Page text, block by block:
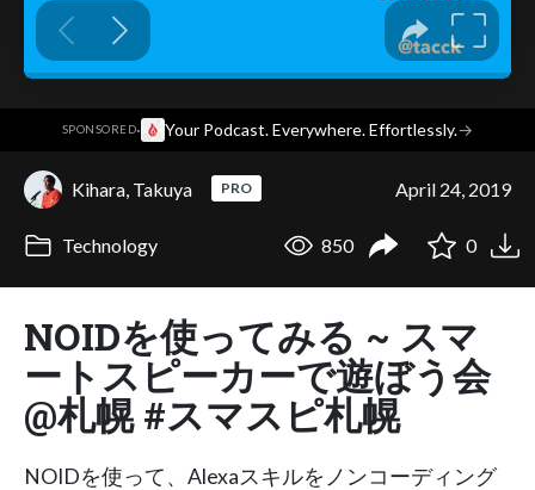
SPONSORED· Your Podcast. Everywhere. Effortlessly.→
Kihara, Takuya PRO April 24, 2019
Technology 850 0
NOIDを使ってみる ~ スマ
ートスピーカーで遊ぼう会
@札幌 #スマスピ札幌
NOIDを使って、Alexaスキルをノンコーディング